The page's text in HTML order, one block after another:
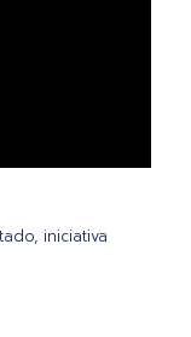
iniciativa